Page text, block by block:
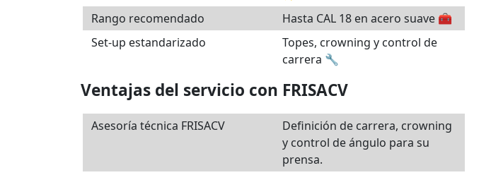
Rango recomendado
Hasta CAL 18 en acero suave 🧰
Set-up estandarizado
Topes, crowning y control de
carrera 🔧
Ventajas del servicio con FRISACV
Asesoría técnica FRISACV
Definición de carrera, crowning
y control de ángulo para su
prensa.